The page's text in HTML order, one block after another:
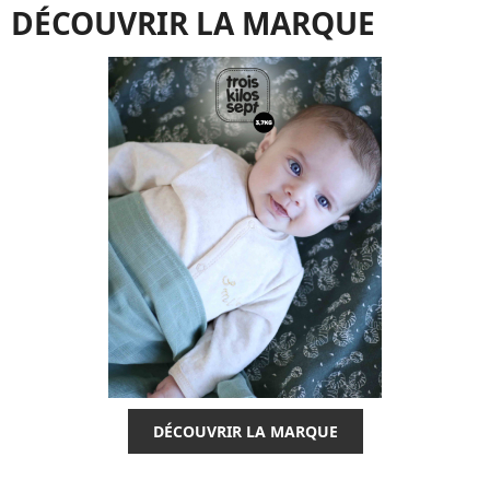
DÉCOUVRIR LA MARQUE
DÉCOUVRIR LA MARQUE